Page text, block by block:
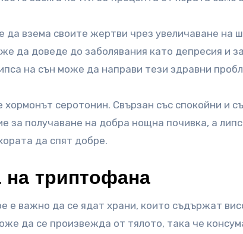
да взема своите жертви чрез увеличаване на
да доведе до заболявания като депресия и
на сън може да направи тези здравни
хормонът серотонин. Свързан със спокойни и
за получаване на добра нощна почивка, а
да спят добре.
на триптофана
е важно да се ядат храни, които съдържат
да се произвежда от тялото, така че